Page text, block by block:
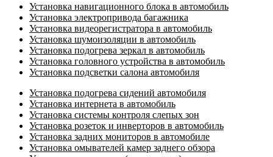
Установка навигационного блока в автомобиль
Установка электропривода багажника
Установка видеорегистратора в автомобиль
Установка шумоизоляции в автомобиль
Установка подогрева зеркал в автомобиль
Установка головного устройства в автомобиль
Установка подсветки салона автомобиля
Установка подогрева сидений автомобиля
Установка интернета в автомобиль
Установка системы контроля слепых зон
Установка розеток и инверторов в автомобиль
Установка задних мониторов в автомобиле
Установка омывателей камер заднего обзора